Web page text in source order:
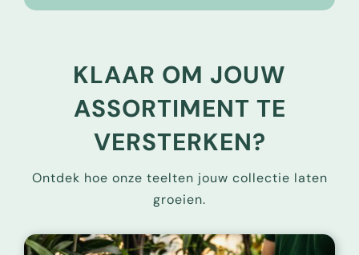
KLAAR OM JOUW
ASSORTIMENT TE
VERSTERKEN?
Ontdek hoe onze teelten jouw collectie laten
groeien.